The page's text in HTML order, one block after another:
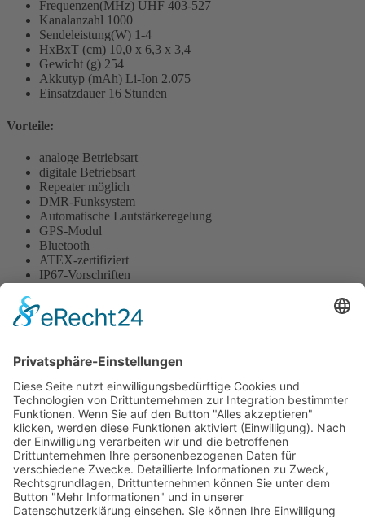
Frequenzen(MHz) UHF 403-527
Kanalanzahl 1000
Sendeleistung(W) 1-4
HxBxT (cm) 10,0 x 6,3 x 3,4
Gewicht (g) 254
Akkutyp (mAh) Li-Ion 2.075
Einsatzdauer 16 Stunden
Vorteile:
analoge Betriebsart
digitale Betriebsart
Repeater möglich
DMR-Funksystem
Automatische Lautstärkeregelung
GPS-Modul
Bluetooth
ATEX-zertifiziert
IP67-Vorschriften
Anwenderkreis:
Raffinerien & Pipelines
Chemieparks & Rohrbau
Lackierung & Fahrzeugfertigung
Kreuzfahrten & Seetransporte
Startseite
Sitemap
Datenschutz
AGB
Kontakt
Impressum